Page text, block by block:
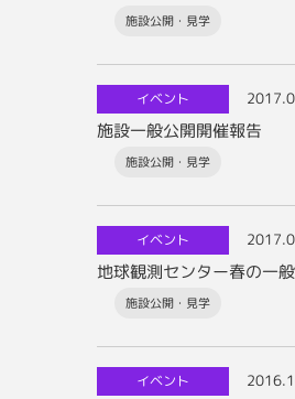
施設公開・見学
イベント
施設一般公開開催報告
施設公開・見学
イベント
地球観測センター春の一
施設公開・見学
イベント